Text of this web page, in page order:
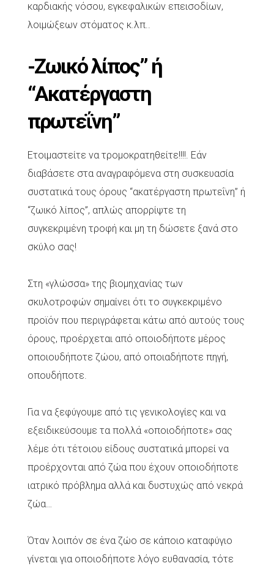
καρδιακής νόσου, εγκεφαλικών επεισοδίων,
λοιμώξεων στόματος κ.λπ..
-Ζωικό λίπος” ή
“Ακατέργαστη
πρωτεΐνη”
Ετοιμαστείτε να τρομοκρατηθείτε!!!!. Εάν
διαβάσετε στα αναγραφόμενα στη συσκευασία
συστατικά τους όρους “ακατέργαστη πρωτεΐνη” ή
“ζωικό λίπος”, απλώς απορρίψτε τη
συγκεκριμένη τροφή και μη τη δώσετε ξανά στο
σκύλο σας!
Στη «γλώσσα» της βιομηχανίας των
σκυλοτροφών σημαίνει ότι το συγκεκριμένο
προϊόν που περιγράφεται κάτω από αυτούς τους
όρους, προέρχεται από οποιοδήποτε μέρος
οποιουδήποτε ζώου, από οποιαδήποτε πηγή,
οπουδήποτε.
Για να ξεφύγουμε από τις γενικολογίες και να
εξειδικεύσουμε τα πολλά «οποιοδήποτε» σας
λέμε ότι τέτοιου είδους συστατικά μπορεί να
προέρχονται από ζώα που έχουν οποιοδήποτε
ιατρικό πρόβλημα αλλά και δυστυχώς από νεκρά
ζώα…
Όταν λοιπόν σε ένα ζώο σε κάποιο καταφύγιο
γίνεται για οποιοδήποτε λόγο ευθανασία, τότε